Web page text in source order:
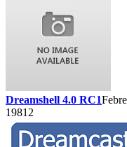
Dreamshell 4.0 RC1
19812